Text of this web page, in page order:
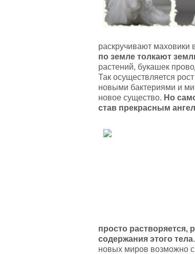
раскручивают маховики
по земле толкают
растений, букашек
Так осуществляется
новыми бактериями и
новое существо. Но
став прекрасным
просто растворяется,
содержания этого тела
новых миров возможно